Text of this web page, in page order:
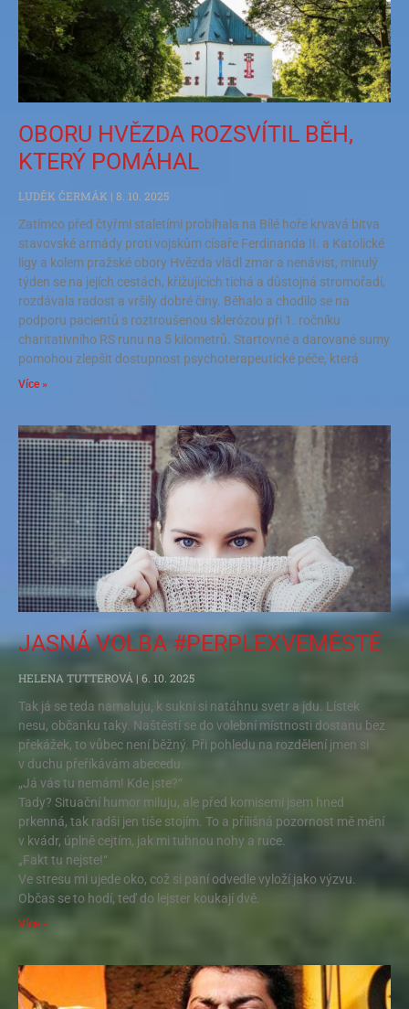
OBORU HVĚZDA ROZSVÍTIL BĚH,
KTERÝ POMÁHAL
LUDĚK ČERMÁK
8. 10. 2025
Zatímco před čtyřmi staletími probíhala na Bílé hoře krvavá bitva
stavovské armády proti vojskům císaře Ferdinanda II. a Katolické
ligy a kolem pražské obory Hvězda vládl zmar a nenávist, minulý
týden se na jejích cestách, křižujících tichá a důstojná stromořadí,
rozdávala radost a vršily dobré činy. Běhalo a chodilo se na
podporu pacientů s roztroušenou sklerózou při 1. ročníku
charitativního RS runu na 5 kilometrů. Startovné a darované sumy
pomohou zlepšit dostupnost psychoterapeutické péče, která
Více »
JASNÁ VOLBA #PERPLEXVEMĚSTĚ
HELENA TUTTEROVÁ
6. 10. 2025
Tak já se teda namaluju, k sukni si natáhnu svetr a jdu. Lístek
nesu, občanku taky. Naštěstí se do volební místnosti dostanu bez
překážek, to vůbec není běžný. Při pohledu na rozdělení jmen si
v duchu přeříkávám abecedu.
„Já vás tu nemám! Kde jste?“
Tady? Situační humor miluju, ale před komisemi jsem hned
prkenná, tak radši jen tiše stojím. To a přílišná pozornost mě mění
v kvádr, úplně cejtím, jak mi tuhnou nohy a ruce.
„Fakt tu nejste!“
Ve stresu mi ujede oko, což si paní odvedle vyloží jako výzvu.
Občas se to hodí, teď do lejster koukají dvě.
Více »